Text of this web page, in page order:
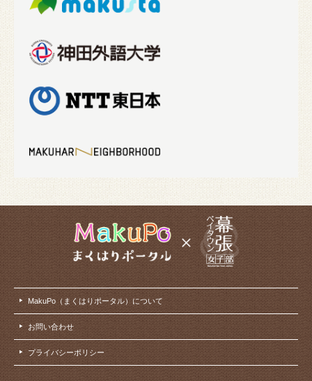
MakuPo（まくはりポータル）について
お問い合わせ
プライバシーポリシー